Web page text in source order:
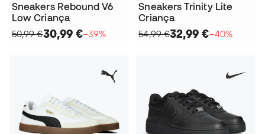
Sneakers Rebound V6
Low Criança
50,99 €30,99 €−39%
Sneakers Trinity Lite
Criança
54,99 €32,99 €−40%